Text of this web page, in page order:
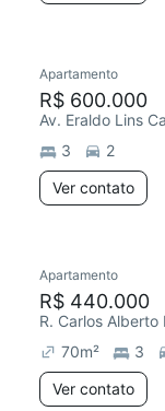
Chegou este mês
Apartamento
R$ 600.000
Av. Eraldo Lins
3
2
Ver contato
Redecorar
Apartamento
R$ 440.000
R. Carlos Alberto
70m² 3
Ver contato